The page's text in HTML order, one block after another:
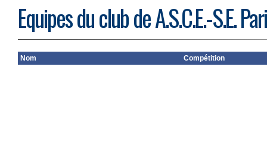
Equipes du club de A.S.C.E.-S.E.
Nom Compétition